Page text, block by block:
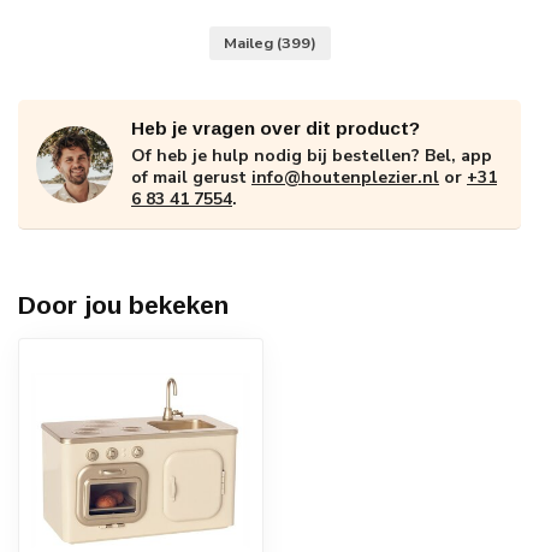
Maileg (399)
Heb je vragen over dit product?
Of heb je hulp nodig bij bestellen? Bel, app
of mail gerust info@houtenplezier.nl or +31
6 83 41 7554.
Door jou bekeken